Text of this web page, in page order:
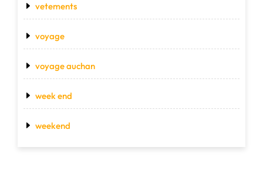
vetements
voyage
voyage auchan
week end
weekend